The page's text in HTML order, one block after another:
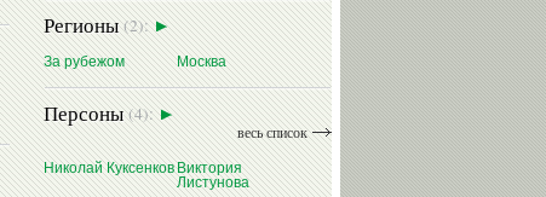
Регионы(2):
За рубежом Москва
Персоны(4):
весь список
Николай КуксенковВиктория
Листунова